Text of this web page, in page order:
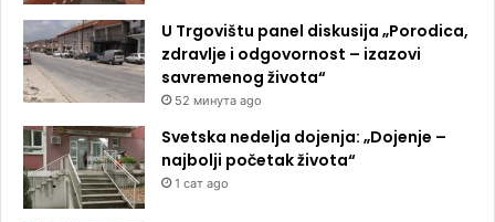
U Trgovištu panel diskusija „Porodica,
zdravlje i odgovornost – izazovi
savremenog života“
52 минута ago
Svetska nedelja dojenja: „Dojenje –
najbolji početak života“
1 сат ago